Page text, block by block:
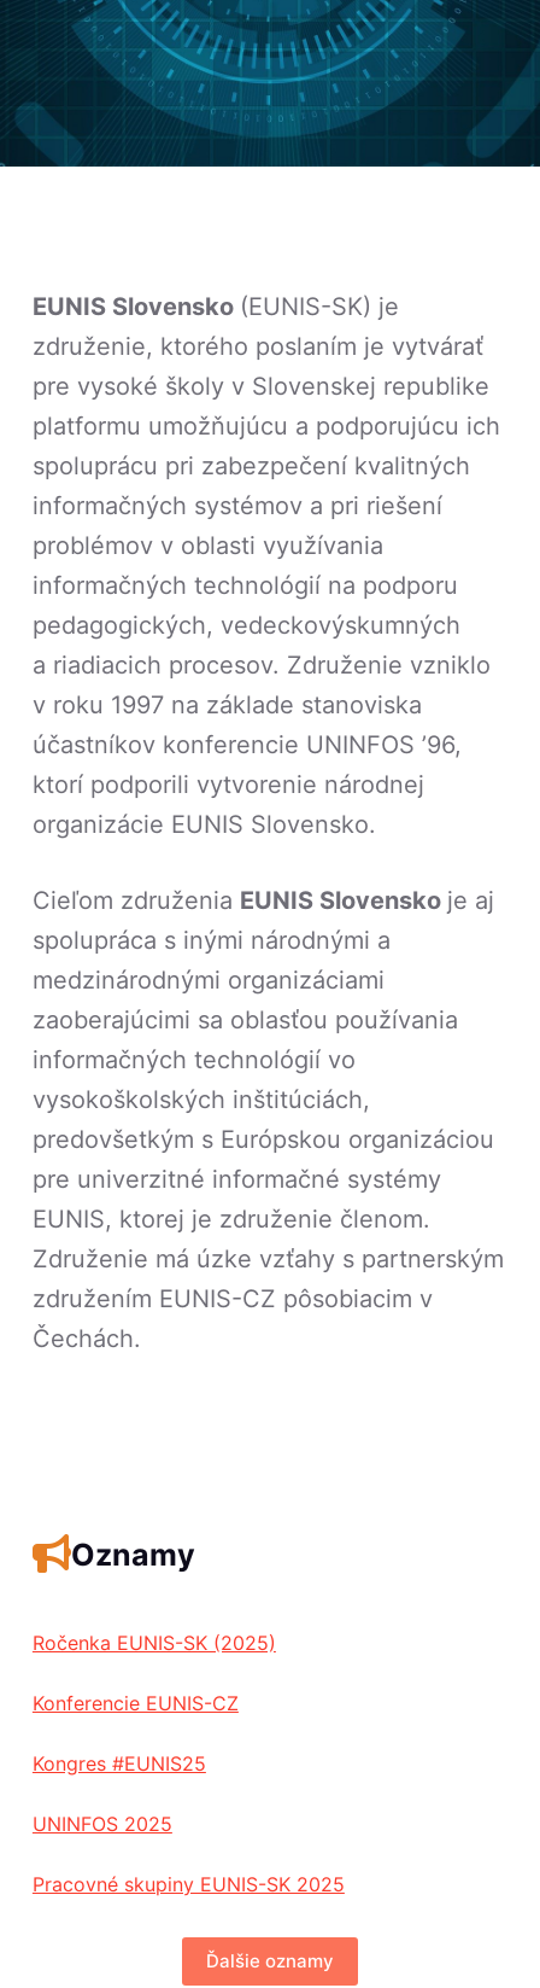
EUNIS Slovensko (EUNIS-SK) je
združenie, ktorého poslaním je vytvárať
pre vysoké školy v Slovenskej republike
platformu umožňujúcu a podporujúcu ich
spoluprácu pri zabezpečení kvalitných
informačných systémov a pri riešení
problémov v oblasti využívania
informačných technológií na podporu
pedagogických, vedeckovýskumných
a riadiacich procesov. Združenie vzniklo
v roku 1997 na základe stanoviska
účastníkov konferencie UNINFOS ’96,
ktorí podporili vytvorenie národnej
organizácie EUNIS Slovensko.
Cieľom združenia EUNIS Slovensko je aj
spolupráca s inými národnými a
medzinárodnými organizáciami
zaoberajúcimi sa oblasťou používania
informačných technológií vo
vysokoškolských inštitúciách,
predovšetkým s Európskou organizáciou
pre univerzitné informačné systémy
EUNIS, ktorej je združenie členom.
Združenie má úzke vzťahy s partnerským
združením EUNIS-CZ pôsobiacim v
Čechách.
Oznamy
Ročenka EUNIS-SK (2025)
Konferencie EUNIS-CZ
Kongres #EUNIS25
UNINFOS 2025
Pracovné skupiny EUNIS-SK 2025
Ďalšie oznamy